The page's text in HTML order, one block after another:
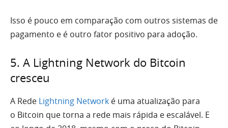
Isso é pouco em comparação com outros sistemas de
pagamento e é outro fator positivo para adoção.
5. A Lightning Network do Bitcoin
cresceu
A Rede Lightning Network é uma atualização para
o Bitcoin que torna a rede mais rápida e escalável. E